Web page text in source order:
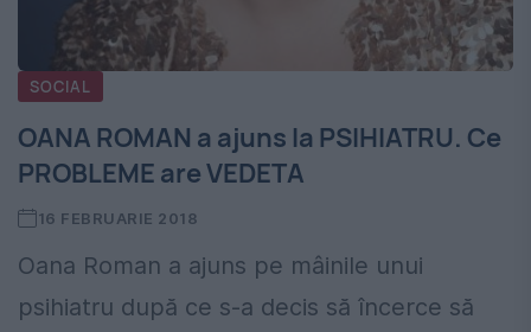
SOCIAL
OANA ROMAN a ajuns la PSIHIATRU. Ce
PROBLEME are VEDETA
16 FEBRUARIE 2018
Oana Roman a ajuns pe mâinile unui
psihiatru după ce s-a decis să încerce să